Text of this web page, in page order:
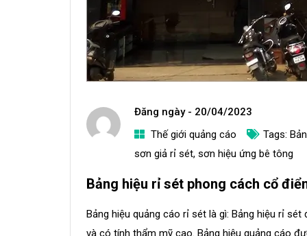
Đăng ngày - 20/04/2023
a
m
i
n
Thế giới quảng cáo Tags:
sơn giả rỉ sét, sơn hiệu ứng bê tông
Bảng hiệu rỉ sét phong cách cổ
Bảng hiệu quảng cáo rỉ sét là gì: Bảng hiệu rỉ
và có tính thẩm mỹ cao. Bảng hiệu quảng cáo